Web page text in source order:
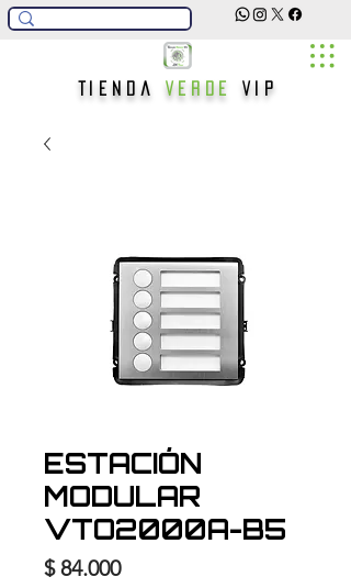
TiendaVerde Vip
ESTACIÓN
MODULAR
VTO2000A-B5
$ 84.000Precio